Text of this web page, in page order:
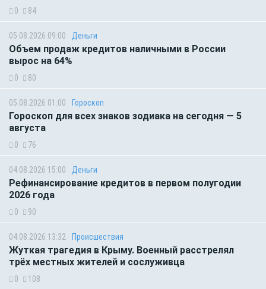
0 84
05.08.2026 09:00 Деньги
Объем продаж кредитов наличными в России
вырос на 64%
0 80
05.08.2026 01:00 Гороскоп
Гороскоп для всех знаков зодиака на сегодня — 5
августа
0 76
04.08.2026 15:00 Деньги
Рефинансирование кредитов в первом полугодии
2026 года
0 90
04.08.2026 13:32 Происшествия
Жуткая трагедия в Крыму. Военный расстрелял
трёх местных жителей и сослуживца
0 108